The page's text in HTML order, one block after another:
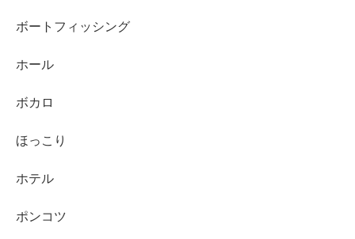
ボートフィッシング
ホール
ボカロ
ほっこり
ホテル
ポンコツ